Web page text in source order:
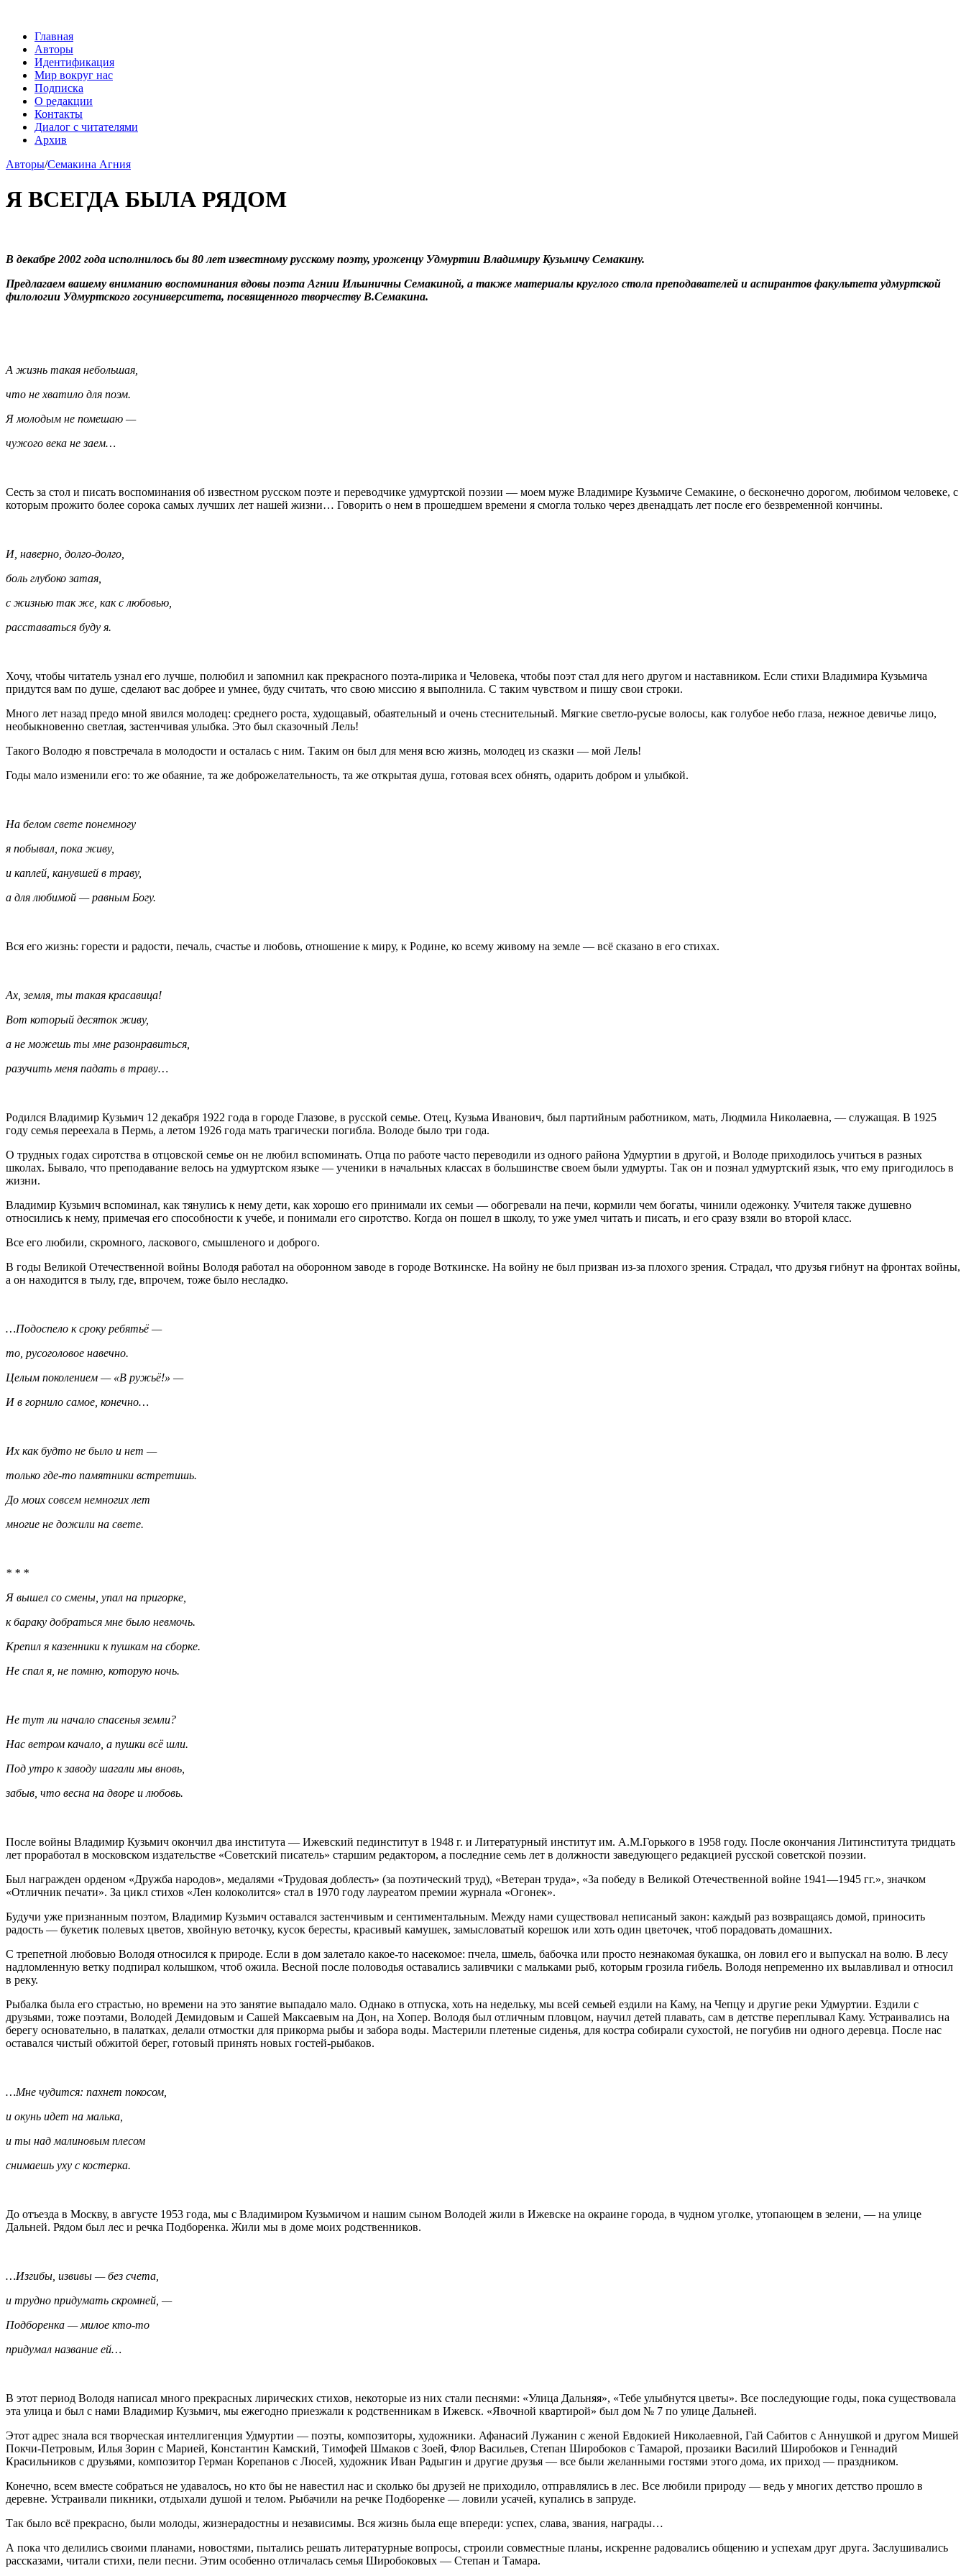
Главная
Авторы
Идентификация
Мир вокруг нас
Подписка
О редакции
Контакты
Диалог с читателями
Архив
Авторы/Семакина Агния
Я ВСЕГДА БЫЛА РЯДОМ
В декабре 2002 года исполнилось бы 80 лет известному русскому поэту, уроженцу Удмуртии Владимиру Кузьмичу Семакину.
Предлагаем вашему вниманию воспоминания вдовы поэта Агнии Ильиничны Семакиной, а также материалы круглого стола преподавателей и аспирантов факультета удмуртской
филологии Удмуртского госуниверситета, посвященного творчеству В.Семакина.
А жизнь такая небольшая,
что не хватило для поэм.
Я молодым не помешаю —
чужого века не заем…
Сесть за стол и писать воспоминания об известном русском поэте и переводчике удмуртской поэзии — моем муже Владимире Кузьмиче Семакине, о бесконечно дорогом, любимом человеке, с
которым прожито более сорока самых лучших лет нашей жизни… Говорить о нем в прошедшем времени я смогла только через двенадцать лет после его безвременной кончины.
И, наверно, долго-долго,
боль глубоко затая,
с жизнью так же, как с любовью,
расставаться буду я.
Хочу, чтобы читатель узнал его лучше, полюбил и запомнил как прекрасного поэта-лирика и Человека, чтобы поэт стал для него другом и наставником. Если стихи Владимира Кузьмича
придутся вам по душе, сделают вас добрее и умнее, буду считать, что свою миссию я выполнила. С таким чувством и пишу свои строки.
Много лет назад предо мной явился молодец: среднего роста, худощавый, обаятельный и очень стеснительный. Мягкие светло-русые волосы, как голубое небо глаза, нежное девичье лицо,
необыкновенно светлая, застенчивая улыбка. Это был сказочный Лель!
Такого Володю я повстречала в молодости и осталась с ним. Таким он был для меня всю жизнь, молодец из сказки — мой Лель!
Годы мало изменили его: то же обаяние, та же доброжелательность, та же открытая душа, готовая всех обнять, одарить добром и улыбкой.
На белом свете понемногу
я побывал, пока живу,
и каплей, канувшей в траву,
а для любимой — равным Богу.
Вся его жизнь: горести и радости, печаль, счастье и любовь, отношение к миру, к Родине, ко всему живому на земле — всё сказано в его стихах.
Ах, земля, ты такая красавица!
Вот который десяток живу,
а не можешь ты мне разонравиться,
разучить меня падать в траву…
Родился Владимир Кузьмич 12 декабря 1922 года в городе Глазове, в русской семье. Отец, Кузьма Иванович, был партийным работником, мать, Людмила Николаевна, — служащая. В 1925
году семья переехала в Пермь, а летом 1926 года мать трагически погибла. Володе было три года.
О трудных годах сиротства в отцовской семье он не любил вспоминать. Отца по работе часто переводили из одного района Удмуртии в другой, и Володе приходилось учиться в разных
школах. Бывало, что преподавание велось на удмуртском языке — ученики в начальных классах в большинстве своем были удмурты. Так он и познал удмуртский язык, что ему пригодилось в
жизни.
Владимир Кузьмич вспоминал, как тянулись к нему дети, как хорошо его принимали их семьи — обогревали на печи, кормили чем богаты, чинили одежонку. Учителя также душевно
относились к нему, примечая его способности к учебе, и понимали его сиротство. Когда он пошел в школу, то уже умел читать и писать, и его сразу взяли во второй класс.
Все его любили, скромного, ласкового, смышленого и доброго.
В годы Великой Отечественной войны Володя работал на оборонном заводе в городе Воткинске. На войну не был призван из-за плохого зрения. Страдал, что друзья гибнут на фронтах войны,
а он находится в тылу, где, впрочем, тоже было несладко.
…Подоспело к сроку ребятьё —
то, русоголовое навечно.
Целым поколением — «В ружьё!» —
И в горнило самое, конечно…
Их как будто не было и нет —
только где-то памятники встретишь.
До моих совсем немногих лет
многие не дожили на свете.
* * *
Я вышел со смены, упал на пригорке,
к бараку добраться мне было невмочь.
Крепил я казенники к пушкам на сборке.
Не спал я, не помню, которую ночь.
Не тут ли начало спасенья земли?
Нас ветром качало, а пушки всё шли.
Под утро к заводу шагали мы вновь,
забыв, что весна на дворе и любовь.
После войны Владимир Кузьмич окончил два института — Ижевский пединститут в 1948 г. и Литературный институт им. А.М.Горького в 1958 году. После окончания Литинститута тридцать
лет проработал в московском издательстве «Советский писатель» старшим редактором, а последние семь лет в должности заведующего редакцией русской советской поэзии.
Был награжден орденом «Дружба народов», медалями «Трудовая доблесть» (за поэтический труд), «Ветеран труда», «За победу в Великой Отечественной войне 1941—1945 гг.», значком
«Отличник печати». За цикл стихов «Лен колоколится» стал в 1970 году лауреатом премии журнала «Огонек».
Будучи уже признанным поэтом, Владимир Кузьмич оставался застенчивым и сентиментальным. Между нами существовал неписаный закон: каждый раз возвращаясь домой, приносить
радость — букетик полевых цветов, хвойную веточку, кусок бересты, красивый камушек, замысловатый корешок или хоть один цветочек, чтоб порадовать домашних.
С трепетной любовью Володя относился к природе. Если в дом залетало какое-то насекомое: пчела, шмель, бабочка или просто незнакомая букашка, он ловил его и выпускал на волю. В лесу
надломленную ветку подпирал колышком, чтоб ожила. Весной после половодья оставались заливчики с мальками рыб, которым грозила гибель. Володя непременно их вылавливал и относил
в реку.
Рыбалка была его страстью, но времени на это занятие выпадало мало. Однако в отпуска, хоть на недельку, мы всей семьей ездили на Каму, на Чепцу и другие реки Удмуртии. Ездили с
друзьями, тоже поэтами, Володей Демидовым и Сашей Максаевым на Дон, на Хопер. Володя был отличным пловцом, научил детей плавать, сам в детстве переплывал Каму. Устраивались на
берегу основательно, в палатках, делали отмостки для прикорма рыбы и забора воды. Мастерили плетеные сиденья, для костра собирали сухостой, не погубив ни одного деревца. После нас
оставался чистый обжитой берег, готовый принять новых гостей-рыбаков.
…Мне чудится: пахнет покосом,
и окунь идет на малька,
и ты над малиновым плесом
снимаешь уху с костерка.
До отъезда в Москву, в августе 1953 года, мы с Владимиром Кузьмичом и нашим сыном Володей жили в Ижевске на окраине города, в чудном уголке, утопающем в зелени, — на улице
Дальней. Рядом был лес и речка Подборенка. Жили мы в доме моих родственников.
…Изгибы, извивы — без счета,
и трудно придумать скромней, —
Подборенка — милое кто-то
придумал название ей…
В этот период Володя написал много прекрасных лирических стихов, некоторые из них стали песнями: «Улица Дальняя», «Тебе улыбнутся цветы». Все последующие годы, пока существовала
эта улица и был с нами Владимир Кузьмич, мы ежегодно приезжали к родственникам в Ижевск. «Явочной квартирой» был дом № 7 по улице Дальней.
Этот адрес знала вся творческая интеллигенция Удмуртии — поэты, композиторы, художники. Афанасий Лужанин с женой Евдокией Николаевной, Гай Сабитов с Аннушкой и другом Мишей
Покчи-Петровым, Илья Зорин с Марией, Константин Камский, Тимофей Шмаков с Зоей, Флор Васильев, Степан Широбоков с Тамарой, прозаики Василий Широбоков и Геннадий
Красильников с друзьями, композитор Герман Корепанов с Люсей, художник Иван Радыгин и другие друзья — все были желанными гостями этого дома, их приход — праздником.
Конечно, всем вместе собраться не удавалось, но кто бы не навестил нас и сколько бы друзей не приходило, отправлялись в лес. Все любили природу — ведь у многих детство прошло в
деревне. Устраивали пикники, отдыхали душой и телом. Рыбачили на речке Подборенке — ловили усачей, купались в запруде.
Так было всё прекрасно, были молоды, жизнерадостны и независимы. Вся жизнь была еще впереди: успех, слава, звания, награды…
А пока что делились своими планами, новостями, пытались решать литературные вопросы, строили совместные планы, искренне радовались общению и успехам друг друга. Заслушивались
рассказами, читали стихи, пели песни. Этим особенно отличалась семья Широбоковых — Степан и Тамара.